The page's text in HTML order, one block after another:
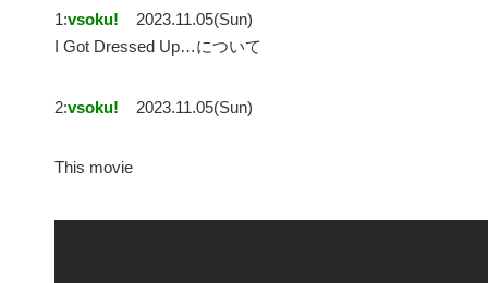
1:vsoku!
2023.11.05(Sun)
I Got Dressed Up…について
2:vsoku! 2023.11.05(Sun)
This movie